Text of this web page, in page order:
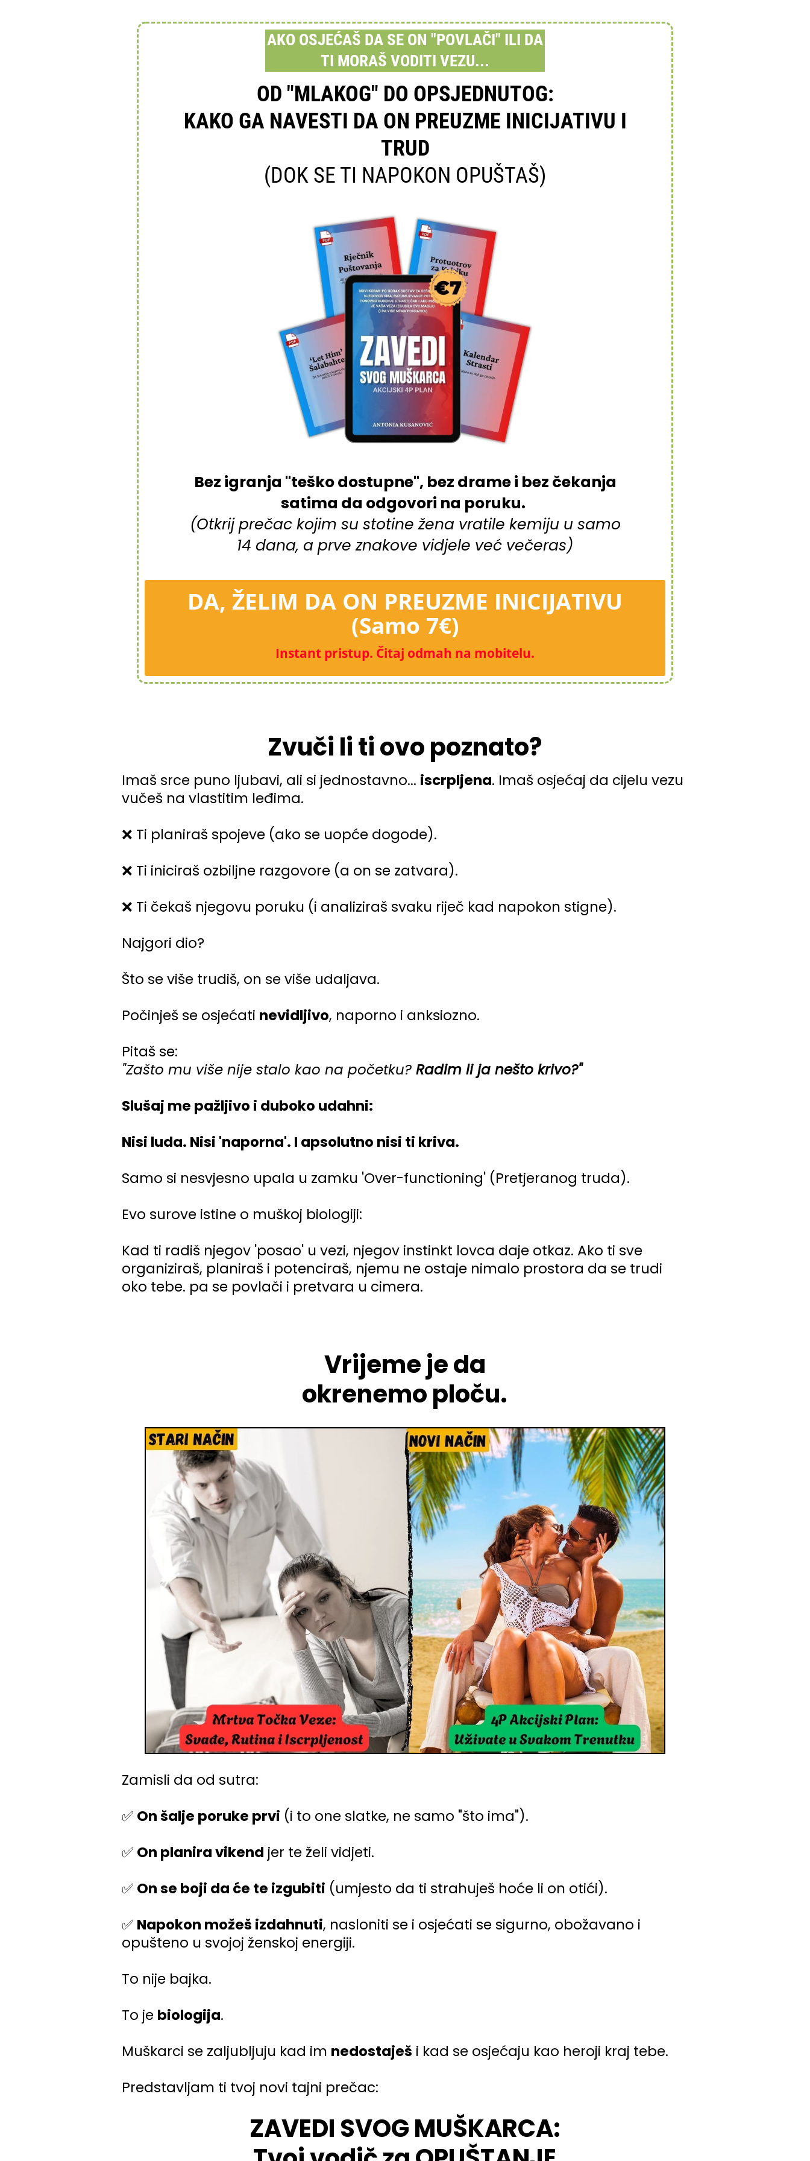
AKO OSJEĆAŠ DA SE ON "POVLAČI" ILI DA
TI MORAŠ VODITI VEZU...
OD "MLAKOG" DO OPSJEDNUTOG:
KAKO GA NAVESTI DA ON PREUZME INICIJATIVU I
TRUD
(DOK SE TI NAPOKON OPUŠTAŠ)
Bez igranja "teško dostupne", bez drame i bez čekanja
satima da odgovori na poruku.
(Otkrij prečac kojim su stotine žena vratile kemiju u samo
14 dana, a prve znakove vidjele već večeras)
DA, ŽELIM DA ON PREUZME INICIJATIVU
(Samo 7€)
Instant pristup. Čitaj odmah na mobitelu.
Zvuči li ti ovo poznato?
Imaš srce puno ljubavi, ali si jednostavno... iscrpljena. Imaš osjećaj da cijelu vezu
vučeš na vlastitim leđima.
❌ Ti planiraš spojeve (ako se uopće dogode).
❌ Ti iniciraš ozbiljne razgovore (a on se zatvara).
❌ Ti čekaš njegovu poruku (i analiziraš svaku riječ kad napokon stigne).
Najgori dio?
Što se više trudiš, on se više udaljava.
Počinješ se osjećati nevidljivo, naporno i anksiozno.
Pitaš se:
"Zašto mu više nije stalo kao na početku? Radim li ja nešto krivo?"
Slušaj me pažljivo i duboko udahni:
Nisi luda. Nisi 'naporna'. I apsolutno nisi ti kriva.
Samo si nesvjesno upala u zamku 'Over-functioning' (Pretjeranog truda).
Evo surove istine o muškoj biologiji:
Kad ti radiš njegov 'posao' u vezi, njegov instinkt lovca daje otkaz. Ako ti sve
organiziraš, planiraš i potenciraš, njemu ne ostaje nimalo prostora da se trudi
oko tebe. pa se povlači i pretvara u cimera.
Vrijeme je da
okrenemo ploču.
Zamisli da od sutra:
✅ On šalje poruke prvi (i to one slatke, ne samo "što ima").
✅ On planira vikend jer te želi vidjeti.
✅ On se boji da će te izgubiti (umjesto da ti strahuješ hoće li on otići).
✅ Napokon možeš izdahnuti, nasloniti se i osjećati se sigurno, obožavano i
opušteno u svojoj ženskoj energiji.
To nije bajka.
To je biologija.
Muškarci se zaljubljuju kad im nedostaješ i kad se osjećaju kao heroji kraj tebe.
Predstavljam ti tvoj novi tajni prečac:
ZAVEDI SVOG MUŠKARCA: